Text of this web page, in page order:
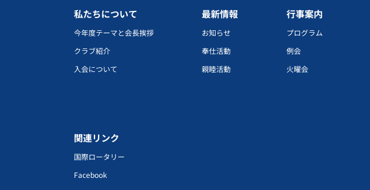
私たちについて
今年度テーマと会長挨拶
クラブ紹介
入会について
最新情報
お知らせ
奉仕活動
親睦活動
行事案内
プログラム
例会
火曜会
関連リンク
国際ロータリー
Facebook